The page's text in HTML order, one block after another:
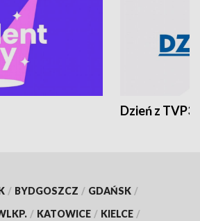
Dzień z TVP3
/ BYDGOSZCZ / GDAŃSK /
/ KATOWICE / KIELCE /